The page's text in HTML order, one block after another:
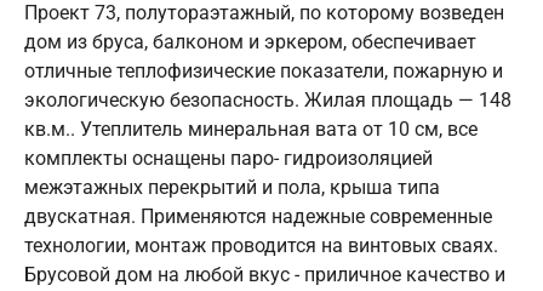
Проект 73, полутораэтажный, по которому возведен
дом из бруса, балконом и эркером, обеспечивает
отличные теплофизические показатели, пожарную и
экологическую безопасность. Жилая площадь — 148
кв.м.. Утеплитель минеральная вата от 10 см, все
комплекты оснащены паро- гидроизоляцией
межэтажных перекрытий и пола, крыша типа
двускатная. Применяются надежные современные
технологии, монтаж проводится на винтовых сваях.
Брусовой дом на любой вкус - приличное качество и